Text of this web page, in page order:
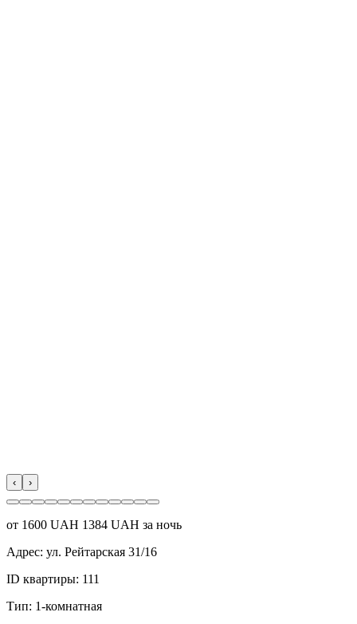
‹ ›
от 1600 UAH 1384 UAH за ночь
Адрес: ул. Рейтарская 31/16
ID квартиры: 111
Тип: 1-комнатная